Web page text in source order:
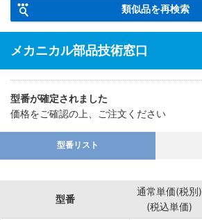
類似品を再検索
メカニカル部品技術窓口
型番が確定されました
価格をご確認の上、ご注文ください
型番リスト
型番
通常単価(税別)
(税込単価)